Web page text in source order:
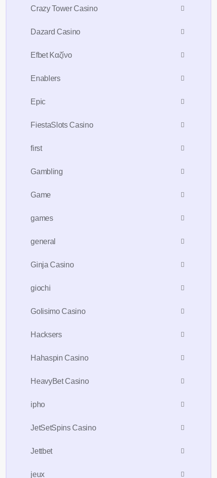
Crazy Tower Сasino
Dazard Casino
Efbet Καζίνο
Enablers
Epic
FiestaSlots Casino
first
Gambling
Game
games
general
Ginja Casino
giochi
Golisimo Casino
Hacksers
Hahaspin Casino
HeavyBet Casino
ipho
JetSetSpins Casino
Jettbet
jeux